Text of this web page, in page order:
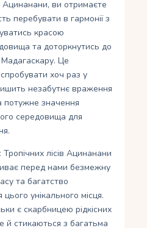
Ацинанани, ви отримаєте
перебувати в гармонії з
красою
та доторкнутись до
Це
хоч раз у
незабутнє враження
потужне значення
середовища для
лісів Ацинанани
перед нами безмежну
та багатство
унікального місця.
є скарбницею рідкісних
й стикаються з багатьма